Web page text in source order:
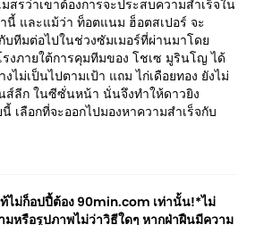
สรว่าเขาต้องการจะประสบความสำเร็จใน
นี้ และแม้ว่า ท็อตแนม ฮ็อตสเปอร์ จะ
บทีมต่อไปในช่วงซัมเมอร์ที่ผ่านมาโดย
รงภายใต้การคุมทีมของ โชเซ มูรินโญ ได้
ไม่เป็นไปตามเป้า แถม ไก่เดือยทอง ยังไม่
ส์ลีก ในซีซั่นหน้า นั่นจึงทำให้ดาวยิง
เลือกที่จะออกไปมองหาความสำเร็จกับ
ม่ก็อปปี้ต้อง 90min.com เท่านั้น!*ไม่
หรือรูปภาพไม่ว่าวิธีใดๆ หากฝ่าฝืนมีความ